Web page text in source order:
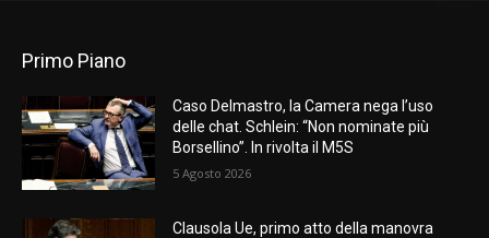
Primo Piano
Caso Delmastro, la Camera nega l’uso
delle chat. Schlein: “Non nominate più
Borsellino”. In rivolta il M5S
5 Agosto 2026
Clausola Ue, primo atto della manovra